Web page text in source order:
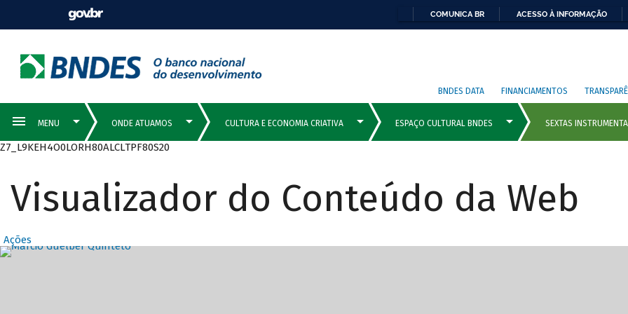
COMUNICA BR ACESSO À INFORMAÇÃO
BNDES DATA FINANCIAMENTOS
Z7_L9KEH4O0LORH80ALCLTPF80S20
Visualizador do Conteúdo da Web
Ações
Destaques Principais com